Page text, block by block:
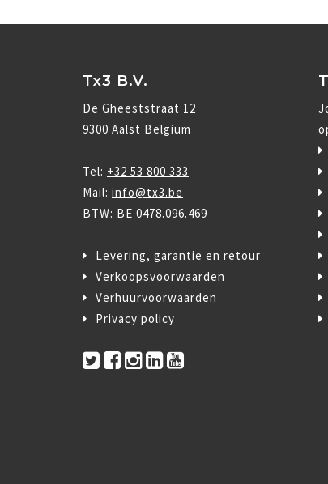
Tx3 B.V.
De Gheeststraat 12
9300 Aalst Belgium
Tel: +32 53 800 333
Mail: info@tx3.be
BTW: BE 0478.096.469
Levering, garantie en retour
Verkoopsvoorwaarden
Verhuurvoorwaarden
Privacy policy